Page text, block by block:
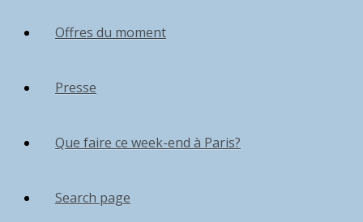
Offres du moment
Presse
Que faire ce week-end à Paris?
Search page